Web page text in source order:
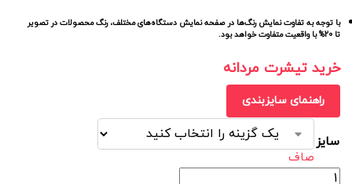
با توجه به تفاوت نمایش رنگ‌ها در صفحه نمایش دستگاه‌های مختلف، رنگ محصولات در تصویر
تا 20% با واقعیت متفاوت خواهد بود.
خرید تیشرت مردانه
راهنمای سایزبندی
سایز
صاف